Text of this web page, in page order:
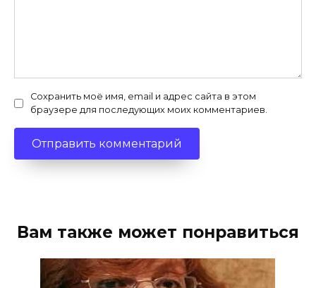
Сохранить моё имя, email и адрес сайта в этом
браузере для последующих моих комментариев.
Вам также может понравиться